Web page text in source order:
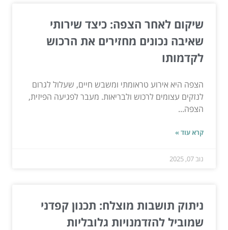
שיקום לאחר הצפה: כיצד שירותי
שאיבה נכונים מחזירים את הרכוש
לקדמותו
הצפה היא אירוע טראומתי ומשבש חיים, שעלול לגרום
לנזקים עצומים לרכוש ולבריאות. מעבר לפגיעה הפיזית,
הצפה...
קרא עוד »
נוב 07, 2025
ניתוק תושבות מוצלח: תכנון קפדני
שמוביל להזדמנויות גלובליות